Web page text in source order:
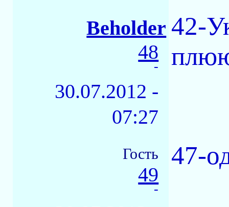
Beholder
48
-
30.07.2012 -
07:27
42-
Гость
49
-
47-